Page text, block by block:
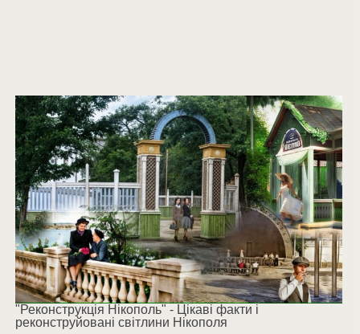
"Реконструкція Нікополь" - Цікаві факти і
реконструйовані світлини Нікополя